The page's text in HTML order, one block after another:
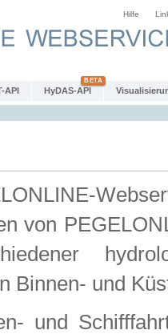
Hilfe
API HyDAS-API
von
Binnen- und
und